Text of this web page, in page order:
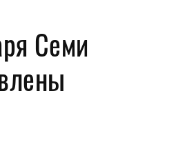
Как носить
Украшения и часы
Парфюм
Семи